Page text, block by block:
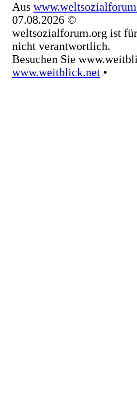
Aus
07.08.2026 ©
weltsozialforum.org ist
nicht verantwortlich.
Besuchen Sie
www.weitblick.net •